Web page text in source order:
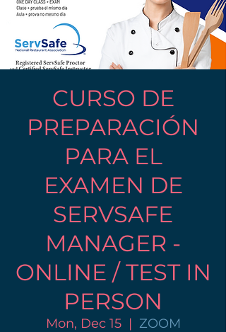
CURSO DE
PREPARACIÓN
PARA EL
EXAMEN DE
SERVSAFE
MANAGER -
ONLINE / TEST IN
PERSON
Mon, Dec 15
  |
ZOOM